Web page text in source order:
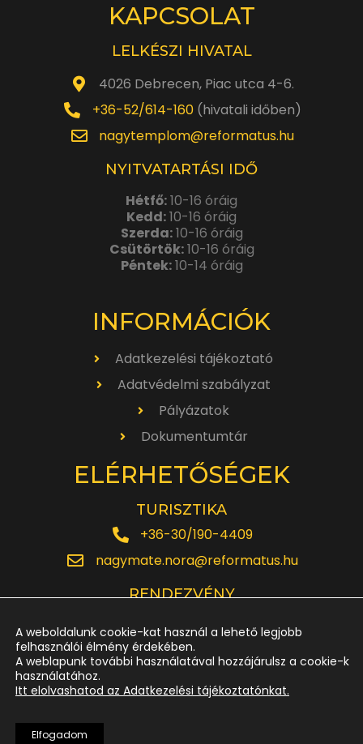
KAPCSOLAT
LELKÉSZI HIVATAL
4026 Debrecen, Piac utca 4-6.
+36-52/614-160(hivatali időben)
nagytemplom@reformatus.hu
NYITVATARTÁSI IDŐ
Hétfő:10-16 óráig
Kedd:10-16 óráig
Szerda:10-16 óráig
Csütörtök:10-16 óráig
Péntek:10-14 óráig
INFORMÁCIÓK
Adatkezelési tájékoztató
Adatvédelmi szabályzat
Pályázatok
Dokumentumtár
ELÉRHETŐSÉGEK
TURISZTIKA
+36-30/190-4409
nagymate.nora@reformatus.hu
RENDEZVÉNY
rendezveny.nagytemplom@reformatus.hu
+36-52/614-185
A weboldalunk cookie-kat használ a lehető legjobb
felhasználói élmény érdekében.
A weblapunk további használatával hozzájárulsz a cookie-k
használatához.
Itt elolvashatod az Adatkezelési tájékoztatónkat.
Elfogadom